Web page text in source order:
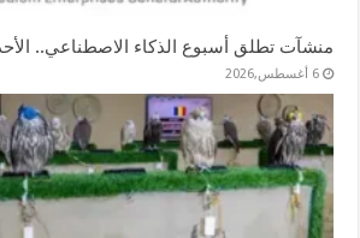
منشآت تطلق أسبوع الذكاء الاصطناعي..
6 أغسطس,2026